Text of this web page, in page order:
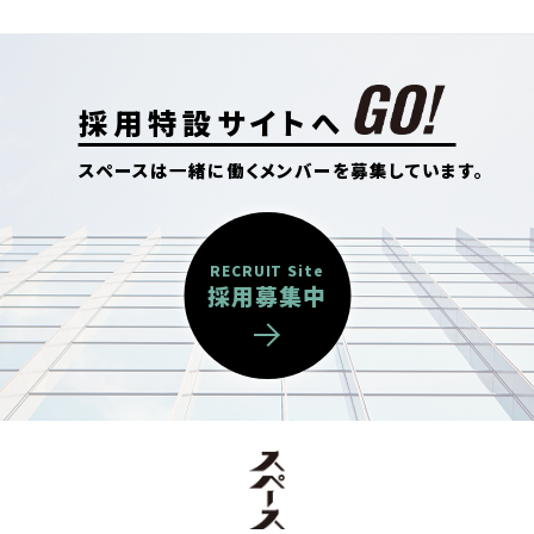
採用特設サイトへ
スペースは一緒に働くメンバーを募集しています。
RECRUIT Site
採用募集中